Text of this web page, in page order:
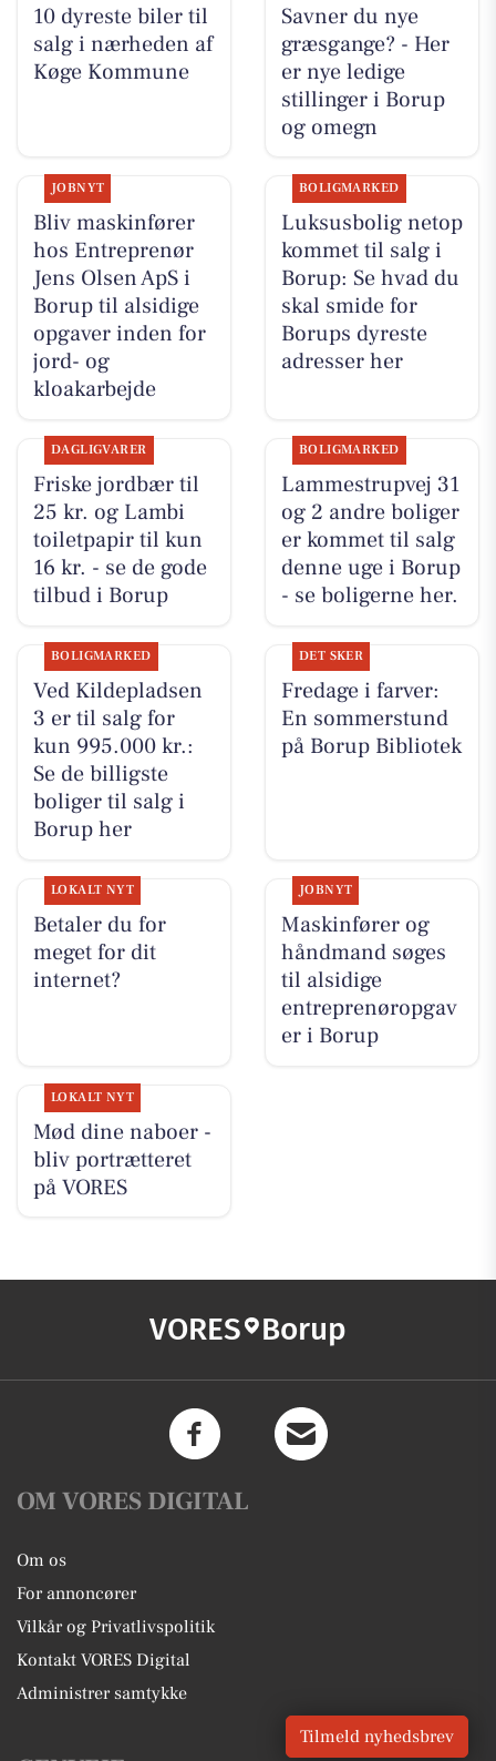
10 dyreste biler til
salg i nærheden af
Køge Kommune
Savner du nye
græsgange? - Her
er nye ledige
stillinger i Borup
og omegn
JOBNYT
Bliv maskinfører
hos Entreprenør
Jens Olsen ApS i
Borup til alsidige
opgaver inden for
jord- og
kloakarbejde
BOLIGMARKED
Luksusbolig netop
kommet til salg i
Borup: Se hvad du
skal smide for
Borups dyreste
adresser her
DAGLIGVARER
Friske jordbær til
25 kr. og Lambi
toiletpapir til kun
16 kr. - se de gode
tilbud i Borup
BOLIGMARKED
Lammestrupvej 31
og 2 andre boliger
er kommet til salg
denne uge i Borup
- se boligerne her.
BOLIGMARKED
Ved Kildepladsen
3 er til salg for
kun 995.000 kr.:
Se de billigste
boliger til salg i
Borup her
DET SKER
Fredage i farver:
En sommerstund
på Borup Bibliotek
LOKALT NYT
Betaler du for
meget for dit
internet?
JOBNYT
Maskinfører og
håndmand søges
til alsidige
entreprenøropgav
er i Borup
LOKALT NYT
Mød dine naboer -
bliv portrætteret
på VORES
VORES Borup
OM VORES DIGITAL
Om os
For annoncører
Vilkår og Privatlivspolitik
Kontakt VORES Digital
Administrer samtykke
Tilmeld nyhedsbrev